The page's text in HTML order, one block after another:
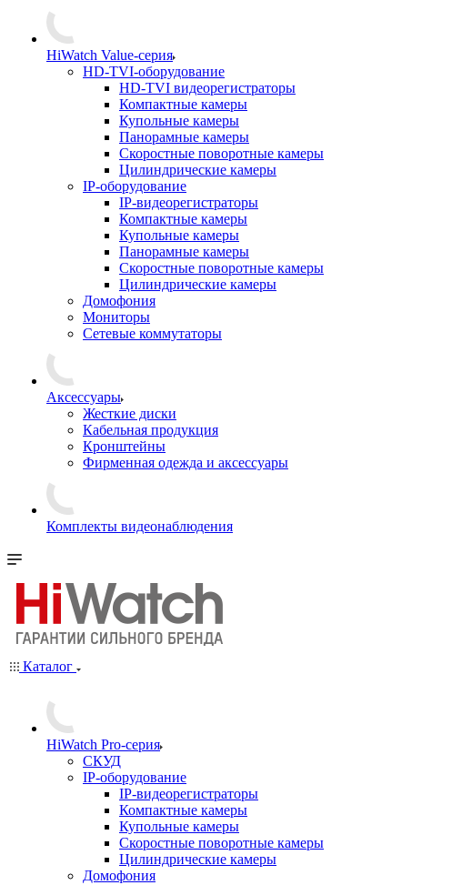
HiWatch Value-серия
HD-TVI-оборудование
HD-TVI видеорегистраторы
Компактные камеры
Купольные камеры
Панорамные камеры
Скоростные поворотные камеры
Цилиндрические камеры
IP-оборудование
IP-видеорегистраторы
Компактные камеры
Купольные камеры
Панорамные камеры
Скоростные поворотные камеры
Цилиндрические камеры
Домофония
Мониторы
Сетевые коммутаторы
Аксессуары
Жесткие диски
Кабельная продукция
Кронштейны
Фирменная одежда и аксессуары
Комплекты видеонаблюдения
Каталог
HiWatch Pro-серия
CКУД
IP-оборудование
IP-видеорегистраторы
Компактные камеры
Купольные камеры
Скоростные поворотные камеры
Цилиндрические камеры
Домофония